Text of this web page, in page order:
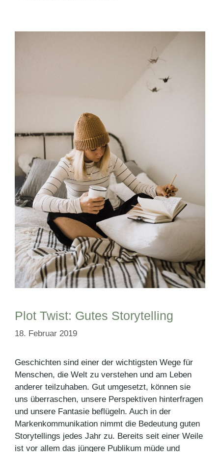
Plot Twist: Gutes Storytelling
18. Februar 2019
Geschichten sind einer der wichtigsten Wege für
Menschen, die Welt zu verstehen und am Leben
anderer teilzuhaben. Gut umgesetzt, können sie
uns überraschen, unsere Perspektiven hinterfragen
und unsere Fantasie beflügeln. Auch in der
Markenkommunikation nimmt die Bedeutung guten
Storytellings jedes Jahr zu. Bereits seit einer Weile
ist vor allem das jüngere Publikum müde und